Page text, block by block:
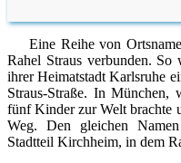
Eine Reihe von
Rahel Straus verbunden.
ihrer Heimatstadt Karlsruhe
Straus-Straße. In München,
fünf Kinder zur Welt brachte
Weg. Den gleichen
Stadtteil Kirchheim, in dem